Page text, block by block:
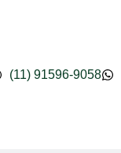
(11) 91596-9058